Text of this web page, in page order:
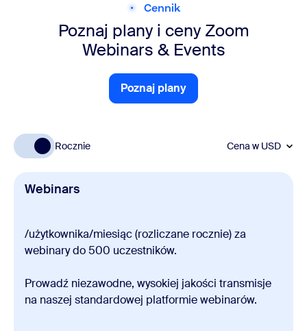
Cennik
Poznaj plany i ceny Zoom
Webinars & Events
Poznaj plany
Poznaj plany
Rocznie Cena w USD
Webinars
/użytkownika/miesiąc (rozliczane rocznie) za
webinary do 500 uczestników.
Prowadź niezawodne, wysokiej jakości transmisje
na naszej standardowej platformie webinarów.